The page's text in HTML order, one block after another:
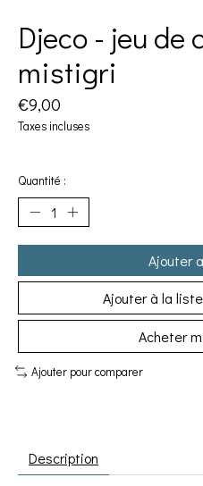
Djeco - jeu de
mistigri
€9,00
Taxes incluses
Quantité :
Ajouter
Ajouter à la
Acheter
Ajouter pour comparer
Description